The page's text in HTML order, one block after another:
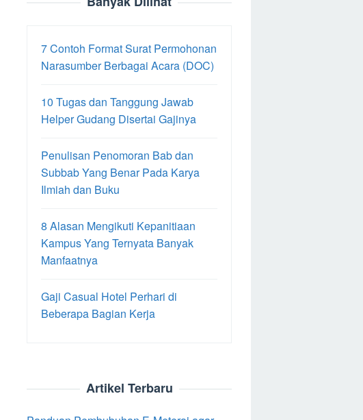
7 Contoh Format Surat Permohonan
Narasumber Berbagai Acara (DOC)
10 Tugas dan Tanggung Jawab
Helper Gudang Disertai Gajinya
Penulisan Penomoran Bab dan
Subbab Yang Benar Pada Karya
Ilmiah dan Buku
8 Alasan Mengikuti Kepanitiaan
Kampus Yang Ternyata Banyak
Manfaatnya
Gaji Casual Hotel Perhari di
Beberapa Bagian Kerja
Artikel Terbaru